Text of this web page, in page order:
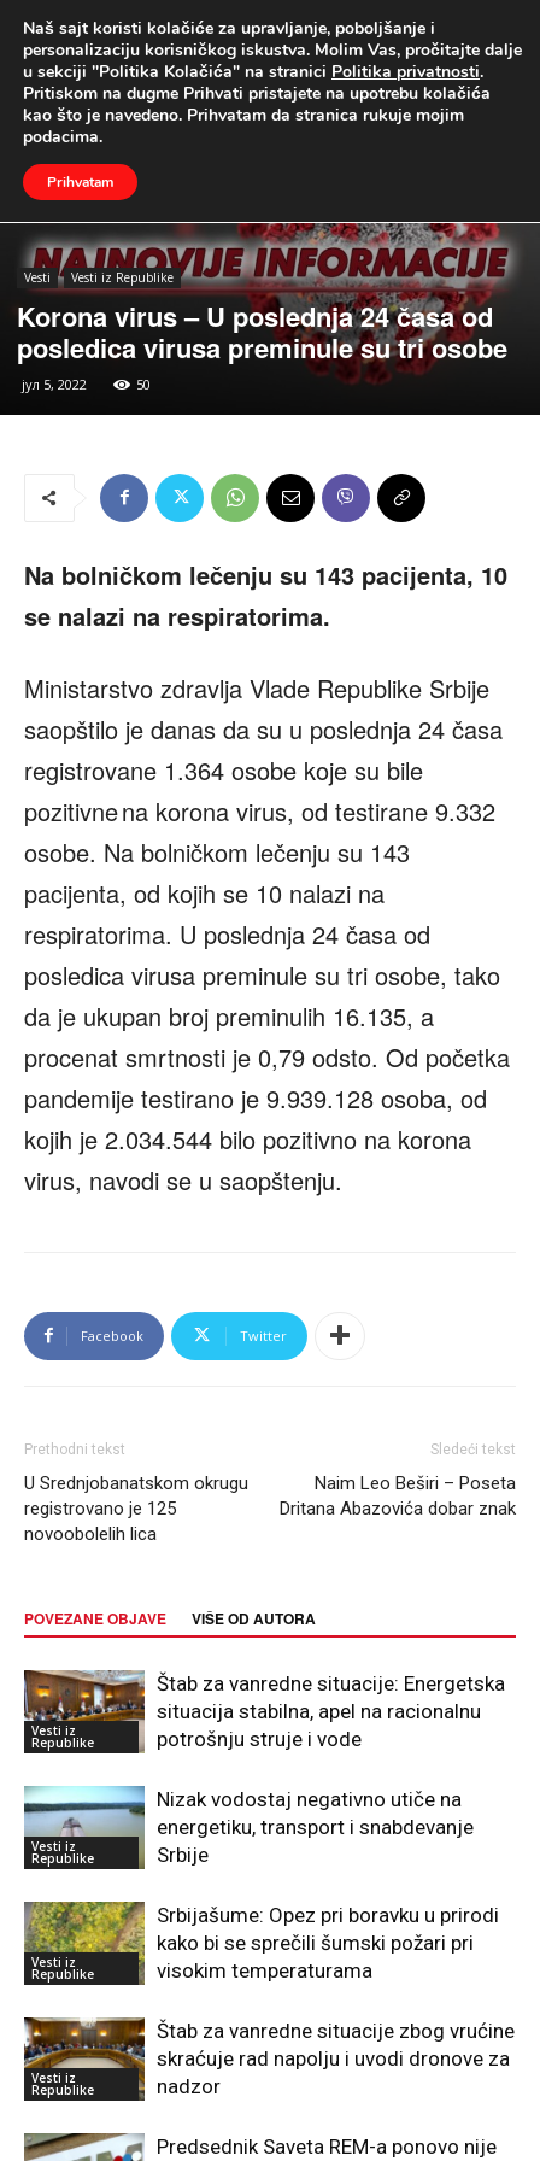
UŽIVO
Naslovna Vesti Vesti iz Republike
Vesti Vesti iz Republike
Korona virus – U poslednja 24 časa od
posledica virusa preminule su tri osobe
јул 5, 2022 50
Na bolničkom lečenju su 143 pacijenta, 10
se nalazi na respiratorima.
Ministarstvo zdravlja Vlade Republike Srbije
saopštilo je danas da su u poslednja 24 časa
registrovane 1.364 osobe koje su bile
pozitivne na korona virus, od testirane 9.332
osobe. Na bolničkom lečenju su 143
pacijenta, od kojih se 10 nalazi na
respiratorima. U poslednja 24 časa od
posledica virusa preminule su tri osobe, tako
da je ukupan broj preminulih 16.135, a
procenat smrtnosti je 0,79 odsto. Od početka
pandemije testirano je 9.939.128 osoba, od
kojih je 2.034.544 bilo pozitivno na korona
virus, navodi se u saopštenju.
Facebook Twitter
Prethodni tekst
U Srednjobanatskom okrugu
registrovano je 125
novoobolelih lica
Sledeći tekst
Naim Leo Beširi – Poseta
Dritana Abazovića dobar znak
POVEZANE OBJAVE VIŠE OD AUTORA
Vesti iz
Republike
Štab za vanredne situacije: Energetska
situacija stabilna, apel na racionalnu
potrošnju struje i vode
Vesti iz
Republike
Nizak vodostaj negativno utiče na
energetiku, transport i snabdevanje
Srbije
Vesti iz
Republike
Srbijašume: Opez pri boravku u prirodi
kako bi se sprečili šumski požari pri
visokim temperaturama
Vesti iz
Republike
Štab za vanredne situacije zbog vrućine
skraćuje rad napolju i uvodi dronove za
nadzor
Predsednik Saveta REM-a ponovo nije
Naš sajt koristi kolačiće za upravljanje, poboljšanje i
personalizaciju korisničkog iskustva. Molim Vas, pročitajte dalje
u sekciji "Politika Kolačića" na stranici Politika privatnosti.
Pritiskom na dugme Prihvati pristajete na upotrebu kolačića
kao što je navedeno. Prihvatam da stranica rukuje mojim
podacima.
Prihvatam